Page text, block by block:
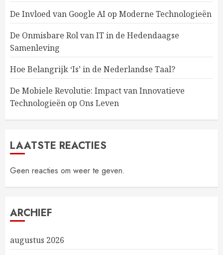
De Invloed van Google AI op Moderne Technologieën
De Onmisbare Rol van IT in de Hedendaagse
Samenleving
Hoe Belangrijk ‘Is’ in de Nederlandse Taal?
De Mobiele Revolutie: Impact van Innovatieve
Technologieën op Ons Leven
LAATSTE REACTIES
Geen reacties om weer te geven.
ARCHIEF
augustus 2026